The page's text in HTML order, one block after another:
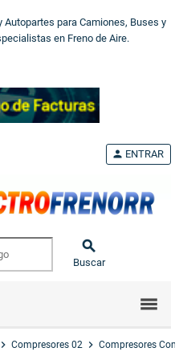
Autopartes para Camiones, Buses y
en Freno de Aire.

Buscar
person ENTRAR
chevron_right Compresores 02 chevron_right Compresores